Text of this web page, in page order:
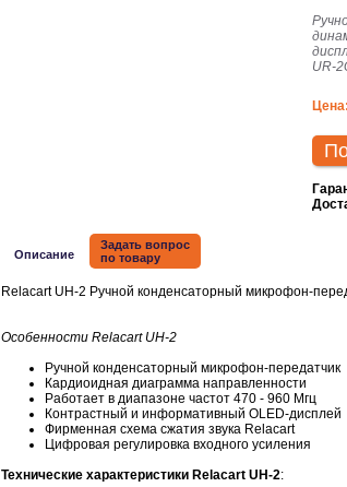
UR-
Цена:
Описание
Задать вопрос
по товару
Relacart UH-2 Ручной конденсаторный микрофон-
Особенности Relacart UH-2
Ручной конденсаторный микрофон-передатчик
Кардиоидная диаграмма направленности
Работает в диапазоне частот 470 - 960 Мгц
Контрастный и информативный OLED-дисплей
Фирменная схема сжатия звука Relacart
Цифровая регулировка входного усиления
Технические характеристики Relacart UH-2: